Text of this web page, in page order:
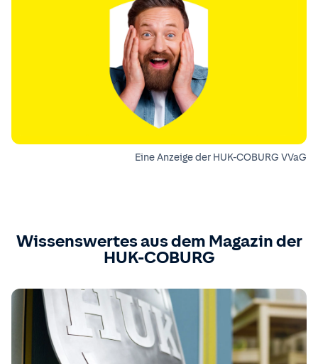
Eine Anzeige der HUK-COBURG VVaG
Wissenswertes aus dem Magazin der
HUK-COBURG